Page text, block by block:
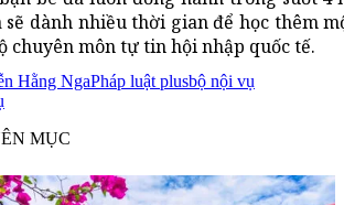
sẽ dành nhiều thời gian để học thêm
chuyên môn tự tin hội nhập quốc tế.
Hằng NgaPháp luật plusbộ nội vụ
MỤC